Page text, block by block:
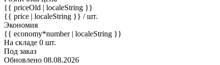
{{ priceOld | localeString }}
{{ price | localeString }} / шт.
Экономия
{{ economy*number | localeString }}
На складе 0 шт.
Под заказ
Обновлено 08.08.2026